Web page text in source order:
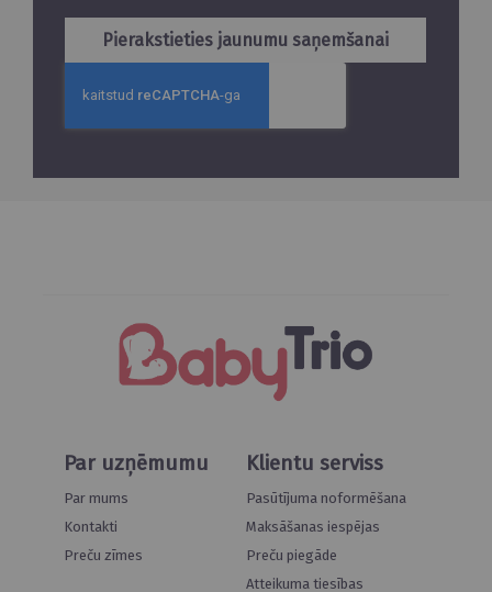
Pierakstieties jaunumu saņemšanai
Par uzņēmumu
Par mums
Kontakti
Preču zīmes
Klientu serviss
Pasūtījuma noformēšana
Maksāšanas iespējas
Preču piegāde
Atteikuma tiesības